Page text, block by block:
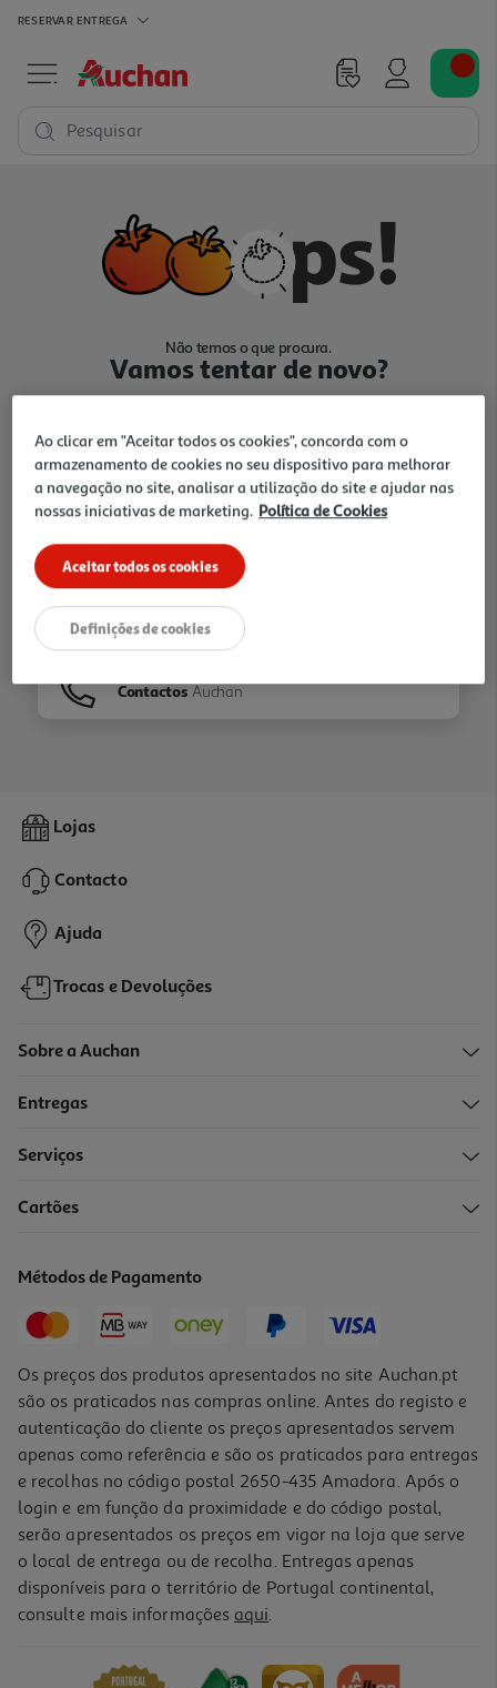
RESERVAR ENTREGA
Pesquisar
Não temos o que procura.
Vamos tentar de novo?
Ir para Homepage
Folhetos
Contactos Auchan
Lojas
Contacto
Ajuda
Trocas e Devoluções
Sobre a Auchan
Entregas
Serviços
Cartões
Métodos de Pagamento
Os preços dos produtos apresentados no site Auchan.pt
são os praticados nas compras online. Antes do registo e
autenticação do cliente os preços apresentados servem
apenas como referência e são os praticados para entregas
e recolhas no código postal 2650-435 Amadora. Após o
login e em função da proximidade e do código postal,
serão apresentados os preços em vigor na loja que serve
o local de entrega ou de recolha. Entregas apenas
disponíveis para o território de Portugal continental,
consulte mais informações aqui.
Ao clicar em "Aceitar todos os cookies", concorda com o
armazenamento de cookies no seu dispositivo para melhorar
a navegação no site, analisar a utilização do site e ajudar nas
nossas iniciativas de marketing. Política de Cookies
Aceitar todos os cookies
Definições de cookies